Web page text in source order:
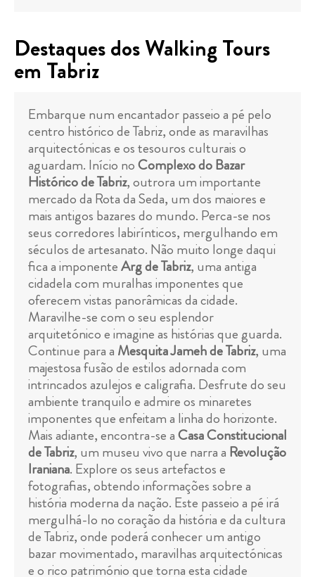
Destaques dos Walking Tours
em Tabriz
Embarque num encantador passeio a pé pelo
centro histórico de Tabriz, onde as maravilhas
arquitectónicas e os tesouros culturais o
aguardam. Início noComplexo do Bazar
Histórico de Tabriz, outrora um importante
mercado da Rota da Seda, um dos maiores e
mais antigos bazares do mundo. Perca-se nos
seus corredores labirínticos, mergulhando em
séculos de artesanato. Não muito longe daqui
fica a imponenteArg de Tabriz, uma antiga
cidadela com muralhas imponentes que
oferecem vistas panorâmicas da cidade.
Maravilhe-se com o seu esplendor
arquitetónico e imagine as histórias que guarda.
Continue para a Mesquita Jameh de Tabriz, uma
majestosa fusão de estilos adornada com
intrincados azulejos e caligrafia. Desfrute do seu
ambiente tranquilo e admire os minaretes
imponentes que enfeitam a linha do horizonte.
Mais adiante, encontra-se aCasa Constitucional
de Tabriz, um museu vivo que narra a Revolução
Iraniana. Explore os seus artefactos e
fotografias, obtendo informações sobre a
história moderna da nação. Este passeio a pé irá
mergulhá-lo no coração da história e da cultura
de Tabriz, onde poderá conhecer um antigo
bazar movimentado, maravilhas arquitectónicas
e o rico património que torna esta cidade